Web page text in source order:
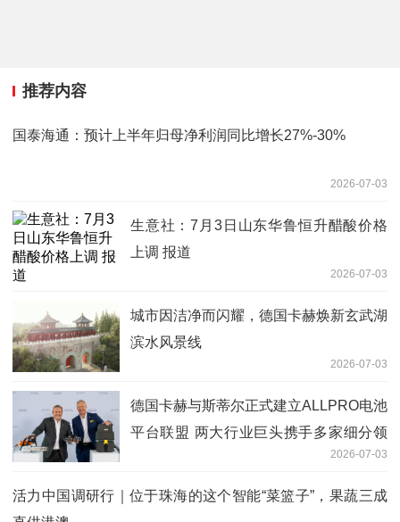
推荐内容
国泰海通：预计上半年归母净利润同比增长27%-30%
2026-07-03
生意社：7月3日山东华鲁恒升醋酸价格
上调 报道
2026-07-03
城市因洁净而闪耀，德国卡赫焕新玄武湖
滨水风景线
2026-07-03
德国卡赫与斯蒂尔正式建立ALLPRO电池
平台联盟 两大行业巨头携手多家细分领
域专家，共推专业级电池生态系统2026-07-03
活力中国调研行｜位于珠海的这个智能“菜篮子”，果蔬三成